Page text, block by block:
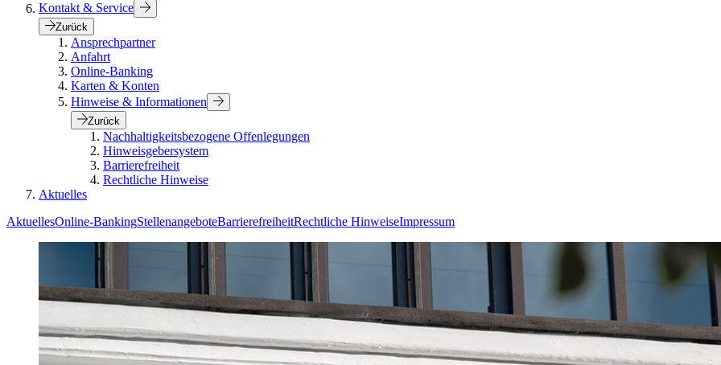
Kontakt & Service
Zurück
Ansprechpartner
Anfahrt
Online-Banking
Karten & Konten
Hinweise & Informationen
Zurück
Nachhaltigkeitsbezogene Offenlegungen
Hinweisgebersystem
Barrierefreiheit
Rechtliche Hinweise
Aktuelles
AktuellesOnline-BankingStellenangeboteBarrierefreiheitRechtliche HinweiseImpressum